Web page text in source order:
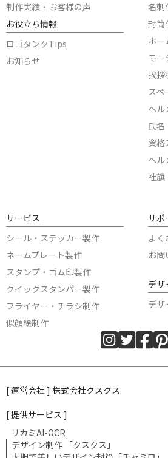
制作実績・お客様の声
お役立ち情報
ロゴタンクTips
お知らせ
名刺
封筒
ホー
モー
挨拶
スペ
ヘル
氏名
資格
ヘル
社旗
サービス
シール・ステッカー製作
ネームプレート製作
スタンプ・ゴム印製作
クイックスタンパー製作
フライヤー・チラシ制作
似顔絵制作
サポ
よ
お問
デザ
デザ
[ 運営会社 ] 株式会社クスクス
[ 提供サービス ]
リカミAI-OCR
デザイン制作 「クスクス」